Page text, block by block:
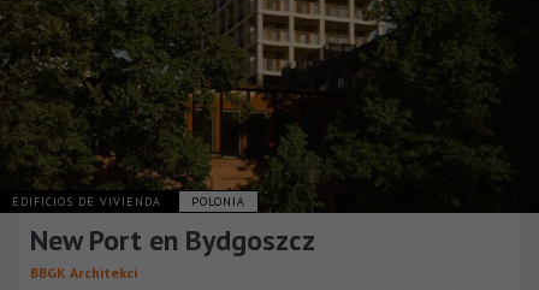
EDIFICIOS DE VIVIENDA POLONIA
New Port en Bydgoszcz
BBGK Architekci